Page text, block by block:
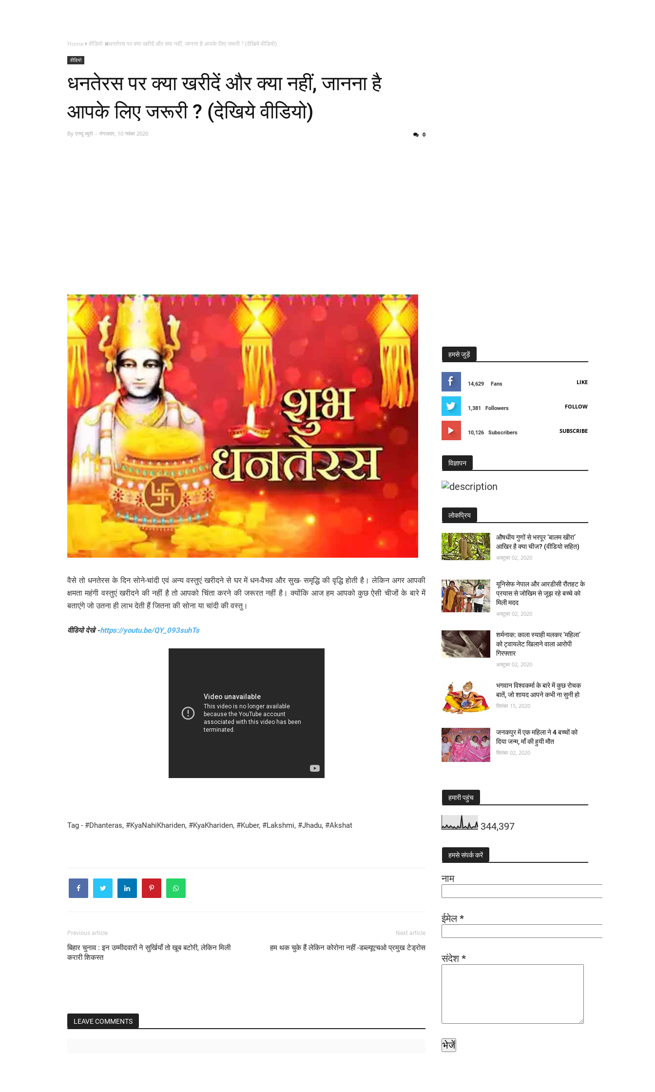
Home वीडियो धनतेरस पर क्या खरीदें और क्या नहीं, जानना है आपके लिए जरूरी ? (देखिये वीडियो)
वीडियो
धनतेरस पर क्या खरीदें और क्या नहीं, जानना है
आपके लिए जरूरी ? (देखिये वीडियो)
By एनयू ब्यूरो मंगलवार, 10 नवंबर 2020 0
वैसे तो धनतेरस के दिन सोने-चांदी एवं अन्य वस्तुएं खरीदने से घर में धन-वैभव और सुख- समृद्धि की वृद्धि होती है। लेकिन अगर आपकी
क्षमता महंगी वस्तुएं खरीदने की नहीं है तो आपको चिंता करने की जरूरत नहीं है। क्योंकि आज हम आपको कुछ ऐसी चीजों के बारे में
बताएंगे जो उतना ही लाभ देती हैं जितना की सोना या चांदी की वस्तु।
वीडियो देखे -https://youtu.be/QY_093suhTs
Tag - #Dhanteras, #KyaNahiKhariden, #KyaKhariden, #Kuber, #Lakshmi, #Jhadu, #Akshat
Previous article
बिहार चुनाव : इन उम्मीदवारों ने सुर्खियाँ तो खूब बटोरी, लेकिन मिली
करारी शिकस्त
Next article
हम थक चुके हैं लेकिन कोरोना नहीं -डब्ल्यूएचओ प्रमुख टेड्रोस
LEAVE COMMENTS
हमसे जुड़ें
14,629 Fans LIKE
1,381 Followers FOLLOW
10,126 Subscribers SUBSCRIBE
विज्ञापन
लोकप्रिय
औषधीय गुणों से भरपूर ‘बालम खीरा’
आखिर है क्या चीज? (वीडियो सहित)
अक्टूबर 02, 2020
यूनिसेफ नेपाल और आरडीसी रौतहट के
प्रयास से जोखिम से जूझ रहे बच्चे को
मिली मदद
अक्टूबर 02, 2020
शर्मनाक: काला स्याही मलकर ‘महिला’
को ट्वायलेट खिलाने वाला आरोपी
गिरफ्तार
अक्टूबर 02, 2020
भगवान विश्वकर्मा के बारे में कुछ रोचक
बातें, जो शायद आपने कभी ना सुनी हो
सितंबर 15, 2020
जनकपुर में एक महिला ने 4 बच्चों को
दिया जन्म, माँ की हुयी मौत
सितंबर 02, 2020
हमारी पहुंच
344,397
हमसे संपर्क करें
नाम
ईमेल*
संदेश*